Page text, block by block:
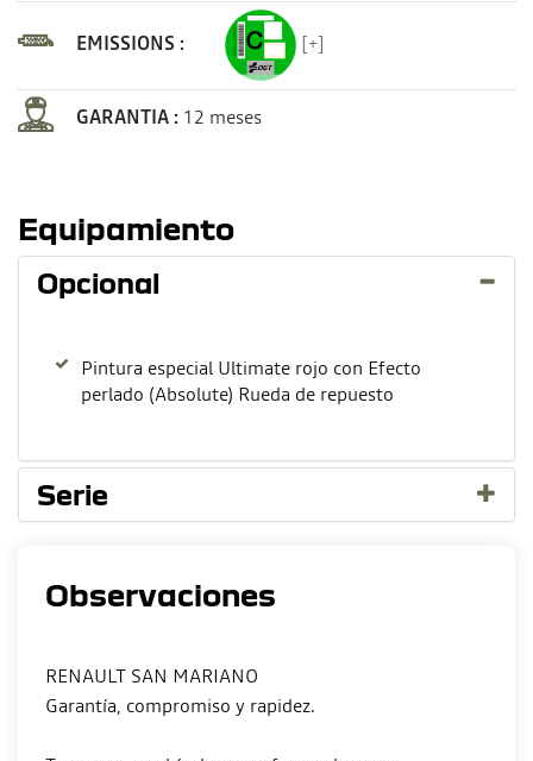
EMISSIONS : [+]
GARANTIA : 12 meses
Equipamiento
Opcional
Pintura especial Ultimate rojo con Efecto
perlado (Absolute) Rueda de repuesto
Serie
Observaciones
RENAULT SAN MARIANO
Garantía, compromiso y rapidez.